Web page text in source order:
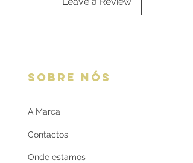
SOBRE NÓS
A Marca
Contactos
Onde estamos